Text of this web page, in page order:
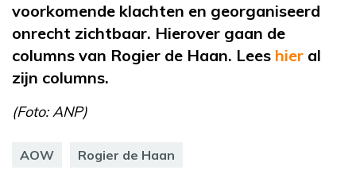
voorkomende klachten en georganiseerd
onrecht zichtbaar. Hierover gaan de
columns van Rogier de Haan. Lees hier al
zijn columns.
(Foto: ANP)
AOW Rogier de Haan